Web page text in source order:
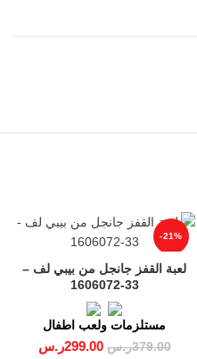
-21%
لعبة القفز جانجل من بيبي لف –
33-1606072
مستلزمات ولعب اطفال
379.00ر.س 299.00ر.س